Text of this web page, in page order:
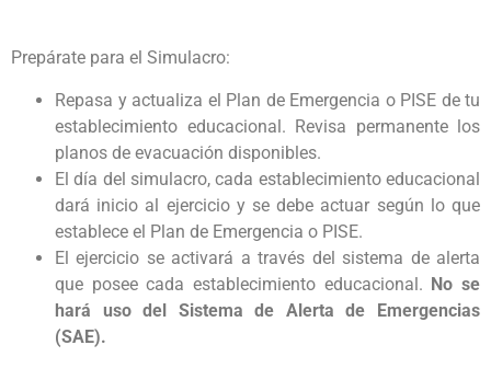
Prepárate para el Simulacro:
Repasa y actualiza el Plan de Emergencia o PISE de tu
establecimiento educacional. Revisa permanente los
planos de evacuación disponibles.
El día del simulacro, cada establecimiento educacional
dará inicio al ejercicio y se debe actuar según lo que
establece el Plan de Emergencia o PISE.
El ejercicio se activará a través del sistema de alerta
que posee cada establecimiento educacional. No se
hará uso del Sistema de Alerta de Emergencias
(SAE).